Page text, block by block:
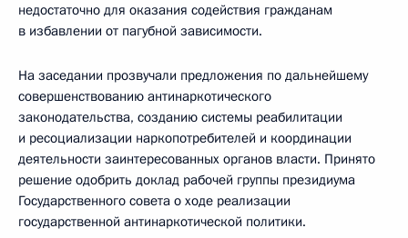
недостаточно для оказания содействия гражданам
в избавлении от пагубной зависимости.
На заседании прозвучали предложения по дальнейшему
совершенствованию антинаркотического
законодательства, созданию системы реабилитации
и ресоциализации наркопотребителей и координации
деятельности заинтересованных органов власти. Принято
решение одобрить доклад рабочей группы президиума
Государственного совета о ходе реализации
государственной антинаркотической политики.